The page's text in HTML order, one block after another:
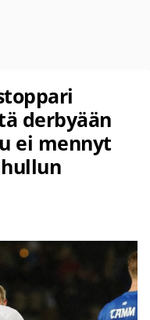
derbyään
ei mennyt